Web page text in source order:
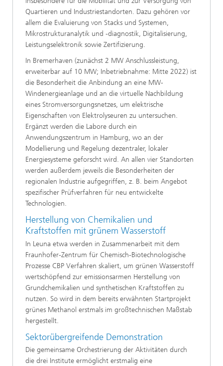
Quartieren und Industriestandorten. Dazu gehören vor
allem die Evaluierung von Stacks und Systemen,
Mikrostrukturanalytik und -diagnostik, Digitalisierung,
Leistungselektronik sowie Zertifizierung.
In Bremerhaven (zunächst 2 MW Anschlussleistung,
erweiterbar auf 10 MW; Inbetriebnahme: Mitte 2022) ist
die Besonderheit die Anbindung an eine MW-
Windenergieanlage und an die virtuelle Nachbildung
eines Stromversorgungsnetzes, um elektrische
Eigenschaften von Elektrolyseuren zu untersuchen.
Ergänzt werden die Labore durch ein
Anwendungszentrum in Hamburg, wo an der
Modellierung und Regelung dezentraler, lokaler
Energiesysteme geforscht wird. An allen vier Standorten
werden außerdem jeweils die Besonderheiten der
regionalen Industrie aufgegriffen, z. B. beim Angebot
spezifischer Prüfverfahren für neu entwickelte
Technologien.
Herstellung von Chemikalien und
Kraftstoffen mit grünem Wasserstoff
In Leuna etwa werden in Zusammenarbeit mit dem
Fraunhofer-Zentrum für Chemisch-Biotechnologische
Prozesse CBP Verfahren skaliert, um grünen Wasserstoff
wertschöpfend zur emissionsarmen Herstellung von
Grundchemikalien und synthetischen Kraftstoffen zu
nutzen. So wird in dem bereits erwähnten Startprojekt
grünes Methanol erstmals im großtechnischen Maßstab
hergestellt.
Sektorübergreifende Demonstration
Die gemeinsame Orchestrierung der Aktivitäten durch
die drei Institute ermöglicht erstmalig eine